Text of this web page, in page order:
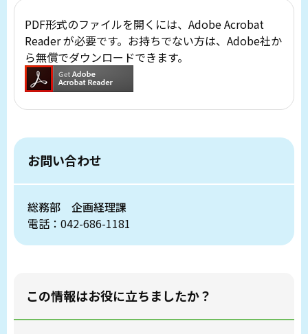
PDF形式のファイルを開くには、Adobe Acrobat
Reader が必要です。お持ちでない方は、Adobe社か
ら無償でダウンロードできます。
お問い合わせ
総務部 企画経理課
電話：042-686-1181
この情報はお役に立ちましたか？